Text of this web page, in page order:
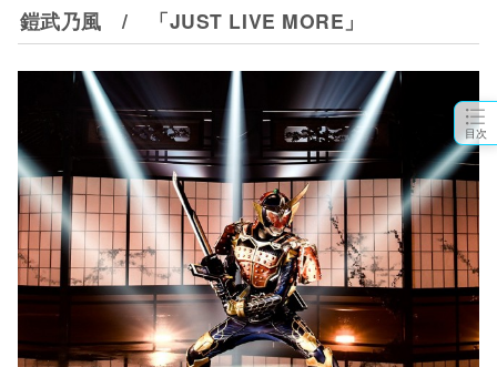
目次
鎧武乃風 / 「JUST LIVE MORE」